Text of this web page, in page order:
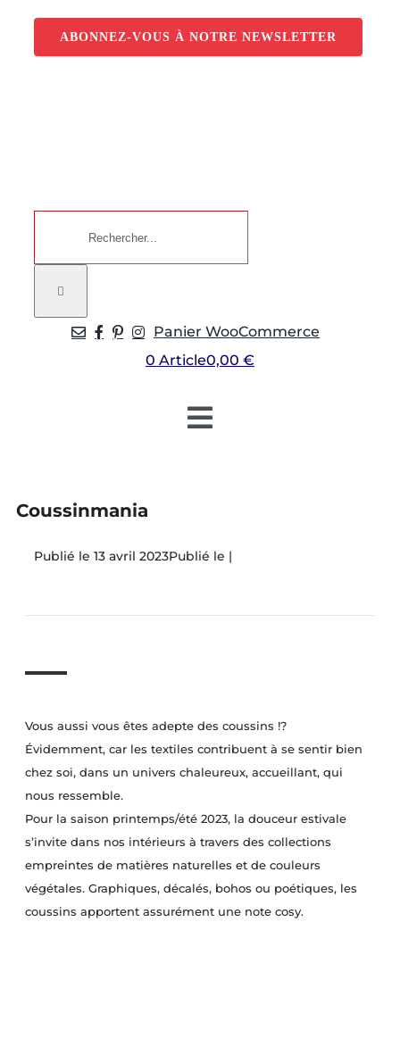
contenu
ABONNEZ-VOUS À NOTRE NEWSLETTER
Panier WooCommerce
0 Article0,00 €
Toggle
Teamiz
Coussinmania
13 avril 2023 |
Vous aussi vous êtes adepte des coussins !?
Évidemment, car les textiles contribuent à se sentir bien
chez soi, dans un univers chaleureux, accueillant, qui
nous ressemble.
Pour la saison printemps/été 2023, la douceur estivale
s’invite dans nos intérieurs à travers des collections
empreintes de matières naturelles et de couleurs
végétales. Graphiques, décalés, bohos ou poétiques, les
coussins apportent assurément une note cosy.